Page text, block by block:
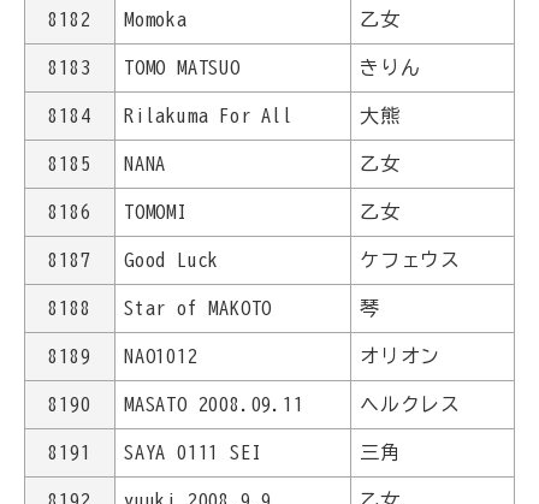
8182 Momoka 乙女
8183 TOMO MATSUO きりん
8184 Rilakuma For All 大熊
8185 NANA 乙女
8186 TOMOMI 乙女
8187 Good Luck ケフェウス
8188 Star of MAKOTO 琴
8189 NAO1012 オリオン
8190 MASATO 2008.09.11 ヘルクレス
8191 SAYA 0111 SEI 三角